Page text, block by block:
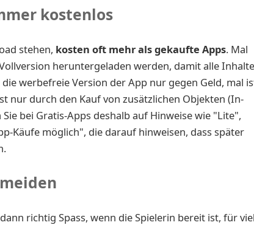
kostenlos
stehen, kosten oft mehr als gekaufte Apps. Mal
heruntergeladen werden, damit alle Inhalte
werbefreie Version der App nur gegen Geld, mal
nur durch den Kauf von zusätzlichen Objekten (In-
bei Gratis-Apps deshalb auf Hinweise wie "Lite",
Käufe möglich", die darauf hinweisen, dass später
richtig Spass, wenn die Spielerin bereit ist, für viel